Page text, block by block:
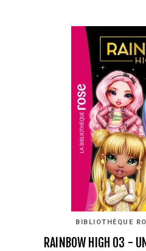
BIBLIOTHÈQUE
RAINBOW HIGH 03 -